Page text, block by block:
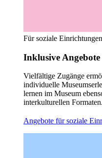
Für soziale Einrichtungen
Inklusive Angebote
Vielfältige Zugänge
individuelle
lernen im Museum
interkulturellen Formaten.
Angebote für soziale